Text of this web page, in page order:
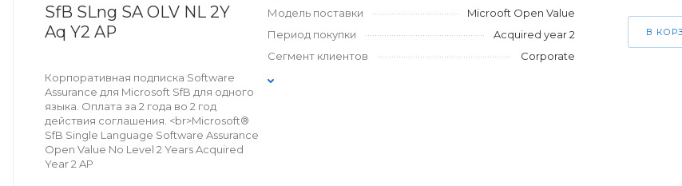
SfB SLng SA OLV NL 2Y
Aq Y2 AP
Корпоративная подписка Software
Assurance для Microsoft SfB для одного
языка. Оплата за 2 года во 2 год
действия соглашения. <br>Microsoft®
SfB Single Language Software Assurance
Open Value No Level 2 Years Acquired
Year 2 AP
Модель поставки
Microoft Open Value
Период покупки
Acquired year 2
Сегмент клиентов
Corporate
В